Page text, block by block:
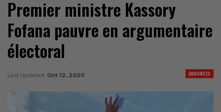
Premier ministre Kassory
Fofana pauvre en argumentaire
électoral
ANNONCES
Last Updated Oct 12, 2020